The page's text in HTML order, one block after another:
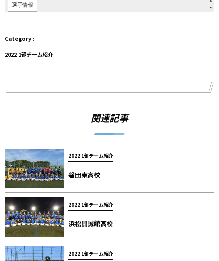
2022 1部チーム紹介
関連記事
2022 1部チーム紹介
磐田東高校
2022 1部チーム紹介
浜松開誠館高校
2022 1部チーム紹介